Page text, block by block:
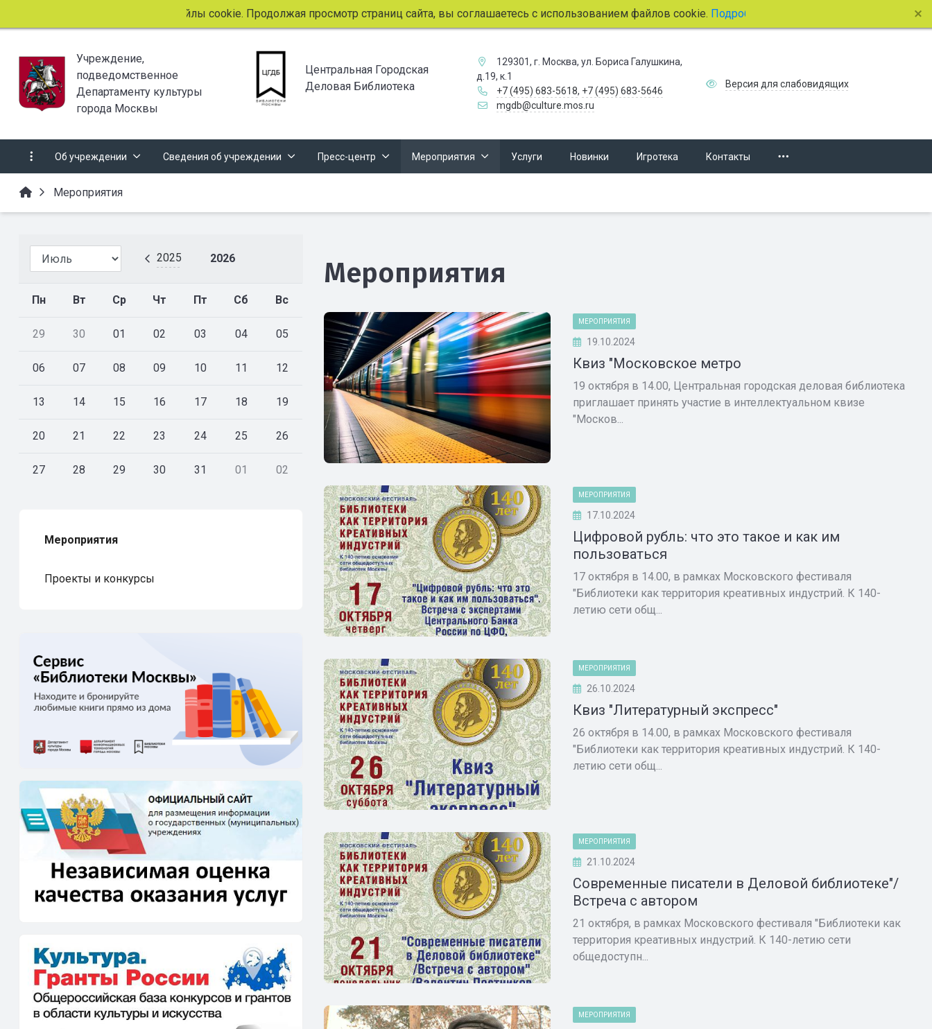
Этот сайт использует файлы cookie. Продолжая просмотр страниц сайта, вы соглашаетесь с использованием файлов cookie.Подробнее.
Учреждение,
подведомственное
Департаменту культуры
города Москвы
Центральная Городская
Деловая Библиотека
129301, г. Москва, ул. Бориса Галушкина,
д.19, к.1
+7 (495) 683-5618, +7 (495) 683-5646
mgdb@culture.mos.ru
Версия для слабовидящих
Об учреждении Сведения об учреждении Пресс-центр Мероприятия Услуги Новинки Игротека Контакты
Мероприятия
2025 2026
Пн Вт Ср Чт Пт Сб Вс
29 30 01 02 03 04 05
06 07 08 09 10 11 12
13 14 15 16 17 18 19
20 21 22 23 24 25 26
27 28 29 30 31 01 02
Мероприятия
Проекты и конкурсы
Мероприятия
МЕРОПРИЯТИЯ
19.10.2024
Квиз "Московское метро
19 октября в 14.00, Центральная городская деловая библиотека
приглашает принять участие в интеллектуальном квизе
"Москов...
МЕРОПРИЯТИЯ
17.10.2024
Цифровой рубль: что это такое и как им
пользоваться
17 октября в 14.00, в рамках Московского фестиваля
"Библиотеки как территория креативных индустрий. К 140-
летию сети общ...
МЕРОПРИЯТИЯ
26.10.2024
Квиз "Литературный экспресс"
26 октября в 14.00, в рамках Московского фестиваля
"Библиотеки как территория креативных индустрий. К 140-
летию сети общ...
МЕРОПРИЯТИЯ
21.10.2024
Современные писатели в Деловой библиотеке"/
Встреча с автором
21 октября, в рамках Московского фестиваля "Библиотеки как
территория креативных индустрий. К 140-летию сети
общедоступн...
МЕРОПРИЯТИЯ